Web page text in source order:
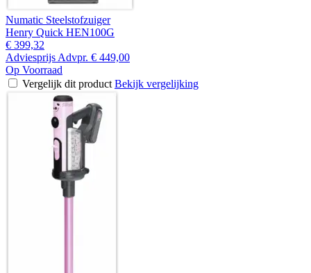
Numatic Steelstofzuiger
Henry Quick HEN100G
€ 399,32
Adviesprijs Advpr. € 449,00
Op Voorraad
Vergelijk dit product Bekijk vergelijking